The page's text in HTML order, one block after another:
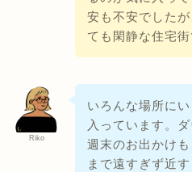
安も不安でした
ても閑静な住宅
Riko
いろんな場所に
入っています。
週末のお出かけ
まで遠すぎず近